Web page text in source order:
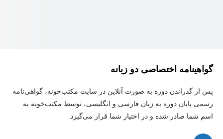
گواهینامه اختصاصی دو زبانه
پس از گذراندن دوره به صورت آنلاین در سایت مکتب‌خونه، گواهی‌نامه
رسمی پایان دوره به زبان فارسی و انگلیسی، توسط مکتب‌خونه به
اسم شما صادر شده و در اختیار شما قرار می‌گیرد.